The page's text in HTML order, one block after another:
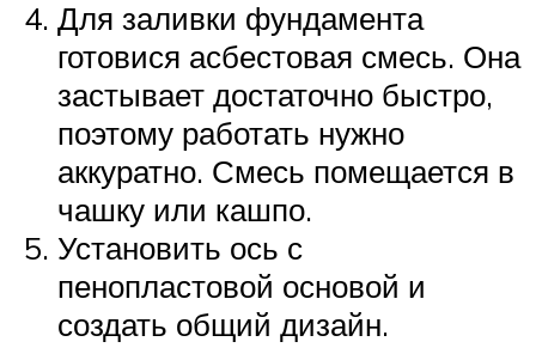
Для заливки фундамента
готовися асбестовая смесь. Она
застывает достаточно быстро,
поэтому работать нужно
аккуратно. Смесь помещается в
чашку или кашпо.
Установить ось с
пенопластовой основой и
создать общий дизайн.